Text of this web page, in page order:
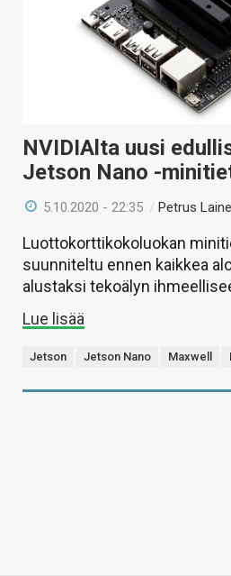
HAKU
NVIDIAlta uusi
Jetson Nano -
5.10.2020 - 22:35 /Petrus Laine
Luottokorttikokoluokan
suunniteltu ennen kaikkea
alustaksi tekoälyn
Lue lisää
Jetson Jetson Nano Maxwell